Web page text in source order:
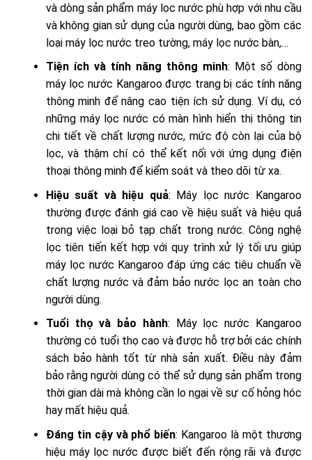
và dòng sản phẩm máy lọc nước phù hợp với nhu cầu
và không gian sử dụng của người dùng, bao gồm các
loại máy lọc nước treo tường, máy lọc nước bàn,…
Tiện ích và tính năng thông minh: Một số dòng
máy lọc nước Kangaroo được trang bị các tính năng
thông minh để nâng cao tiện ích sử dụng. Ví dụ, có
những máy lọc nước có màn hình hiển thị thông tin
chi tiết về chất lượng nước, mức độ còn lại của bộ
lọc, và thậm chí có thể kết nối với ứng dụng điện
thoại thông minh để kiểm soát và theo dõi từ xa.
Hiệu suất và hiệu quả: Máy lọc nước Kangaroo
thường được đánh giá cao về hiệu suất và hiệu quả
trong việc loại bỏ tạp chất trong nước. Công nghệ
lọc tiên tiến kết hợp với quy trình xử lý tối ưu giúp
máy lọc nước Kangaroo đáp ứng các tiêu chuẩn về
chất lượng nước và đảm bảo nước lọc an toàn cho
người dùng.
Tuổi thọ và bảo hành: Máy lọc nước Kangaroo
thường có tuổi thọ cao và được hỗ trợ bởi các chính
sách bảo hành tốt từ nhà sản xuất. Điều này đảm
bảo rằng người dùng có thể sử dụng sản phẩm trong
thời gian dài mà không cần lo ngại về sự cố hỏng hóc
hay mất hiệu quả.
Đáng tin cậy và phổ biến: Kangaroo là một thương
hiệu máy lọc nước được biết đến rộng rãi và được